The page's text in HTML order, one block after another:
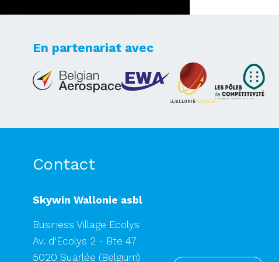
En partenariat avec
Contact
Skywin Wallonie asbl
Business Village Ecolys
Av. d'Ecolys 2 - Bte 47
5020 Suarlée (Belgium)